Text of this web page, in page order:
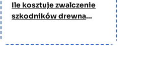
Ile kosztuje zwalczenie
szkodników drewna